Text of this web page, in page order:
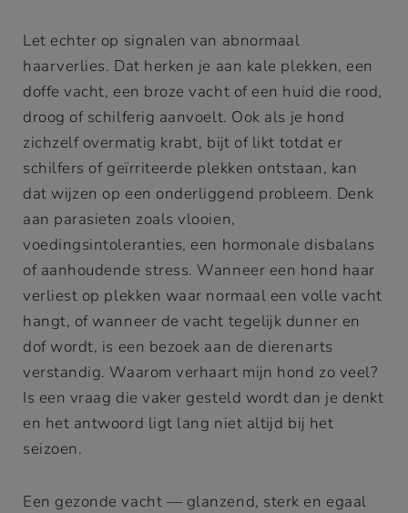
Let echter op signalen van abnormaal
haarverlies. Dat herken je aan kale plekken, een
doffe vacht, een broze vacht of een huid die rood,
droog of schilferig aanvoelt. Ook als je hond
zichzelf overmatig krabt, bijt of likt totdat er
schilfers of geïrriteerde plekken ontstaan, kan
dat wijzen op een onderliggend probleem. Denk
aan parasieten zoals vlooien,
voedingsintoleranties, een hormonale disbalans
of aanhoudende stress. Wanneer een hond haar
verliest op plekken waar normaal een volle vacht
hangt, of wanneer de vacht tegelijk dunner en
dof wordt, is een bezoek aan de dierenarts
verstandig. Waarom verhaart mijn hond zo veel?
Is een vraag die vaker gesteld wordt dan je denkt
en het antwoord ligt lang niet altijd bij het
seizoen.
Een gezonde vacht — glanzend, sterk en egaal